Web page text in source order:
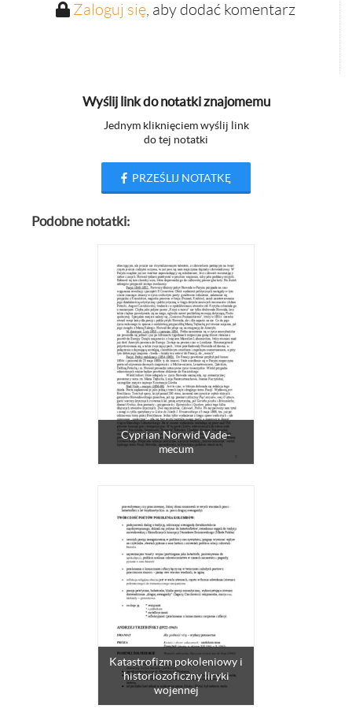
Zaloguj się, aby dodać komentarz
Wyślij link do notatki znajomemu
Jednym kliknięciem wyślij link
do tej notatki
PRZEŚLIJ NOTATKĘ
Podobne notatki:
Cyprian Norwid Vade-
mecum
Katastrofizm pokoleniowy i
historiozoficzny liryki
wojennej